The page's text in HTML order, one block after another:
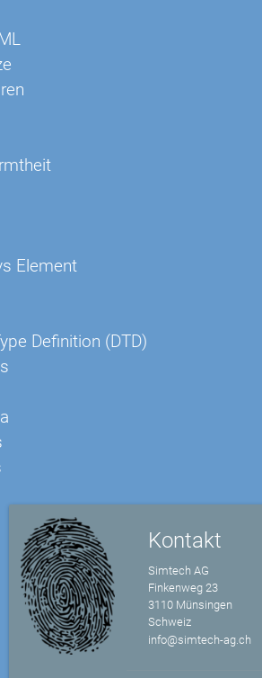
Element
Definition (DTD)
Kontakt
Simtech AG
Finkenweg 23
3110 Münsingen
Schweiz
info@simtech-ag.ch